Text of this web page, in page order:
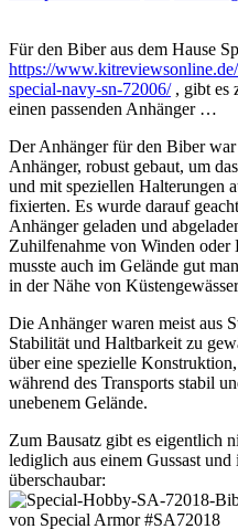
Für den Biber aus dem Hause
https://
special-navy-sn-72006/, gibt es
einen passenden Anhänger …
Der Anhänger für den Biber
Anhänger, robust gebaut, um
und mit speziellen Halterungen
fixierten. Es wurde darauf
Anhänger geladen und
Zuhilfenahme von Winden
musste auch im Gelände gut
in der Nähe von
Die Anhänger waren meist aus
Stabilität und Haltbarkeit zu
über eine spezielle
während des Transports stabil
unebenem Gelände.
Zum Bausatz gibt es eigentlich
lediglich aus einem Gussast und
überschaubar: